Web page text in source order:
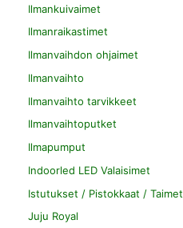
Ilmankuivaimet
Ilmanraikastimet
Ilmanvaihdon ohjaimet
Ilmanvaihto
Ilmanvaihto tarvikkeet
Ilmanvaihtoputket
Ilmapumput
Indoorled LED Valaisimet
Istutukset / Pistokkaat / Taimet
Juju Royal